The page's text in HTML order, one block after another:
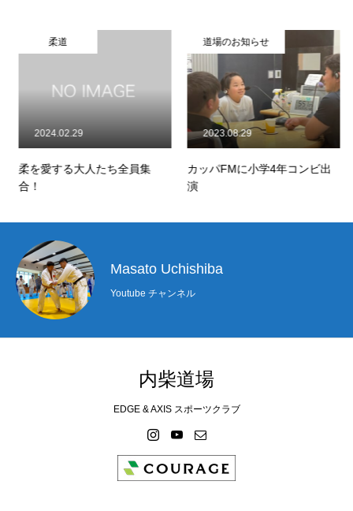
柔道
柔を愛する大人たち全員集
合！
2024.02.29
道場のお知らせ
カッパFMに小学4年コンビ出
演
2023.08.29
Masato Uchishiba
Youtube チャンネル
内柴道場
EDGE & AXIS スポーツクラブ